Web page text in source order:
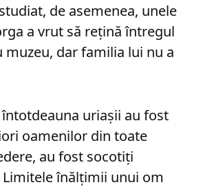
de asemenea, unele
a vrut să rețină întregul
muzeu, dar familia lui nu a
întotdeauna uriașii au fost
oamenilor din toate
au fost socotiți
înălțimii unui om